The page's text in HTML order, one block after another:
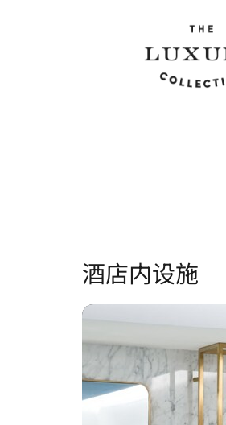
酒店内设施